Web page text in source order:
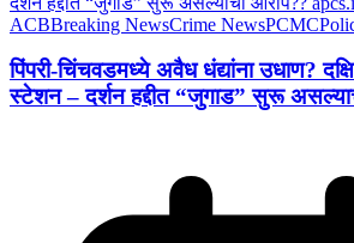
ACBBreaking NewsCrime NewsPCMC
पिंपरी-चिंचवडमध्ये अवैध धंद्यांना उधाण?
स्टेशन – दर्शन हद्दीत “जुगाड” सुरू